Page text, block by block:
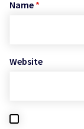
Name *
Website